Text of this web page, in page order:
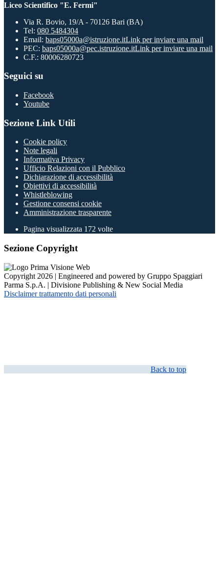
Liceo Scientifico "E. Fermi"
Via R. Bovio, 19/A - 70126 Bari (BA)
Tel: 080 5484304
Email: baps05000a@istruzione.itLink per inviare una mail
PEC: baps05000a@pec.istruzione.itLink per inviare una mail
C.F.: 80006280723
Seguici su
Facebook
Youtube
Sezione Link Utili
Cookie policy
Note legali
Informativa Privacy
Ufficio Relazioni con il Pubblico
Dichiarazione di accessibilità
Obiettivi di accessibilità
Whistleblowing
Gestione consensi cookie
Amministrazione trasparente
Pagina visualizzata 172 volte
Sezione Copyright
Copyright 2026 | Engineered and powered by Gruppo Spaggiari
Parma S.p.A. | Divisione Publishing & New Social Media
Disclaimer trattamento dati personali
Back to top